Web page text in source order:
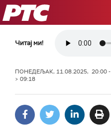
РТС
Читај ми!
ПОНЕДЕЉАК, 11.08.2025, 20:00 -
> 09:18